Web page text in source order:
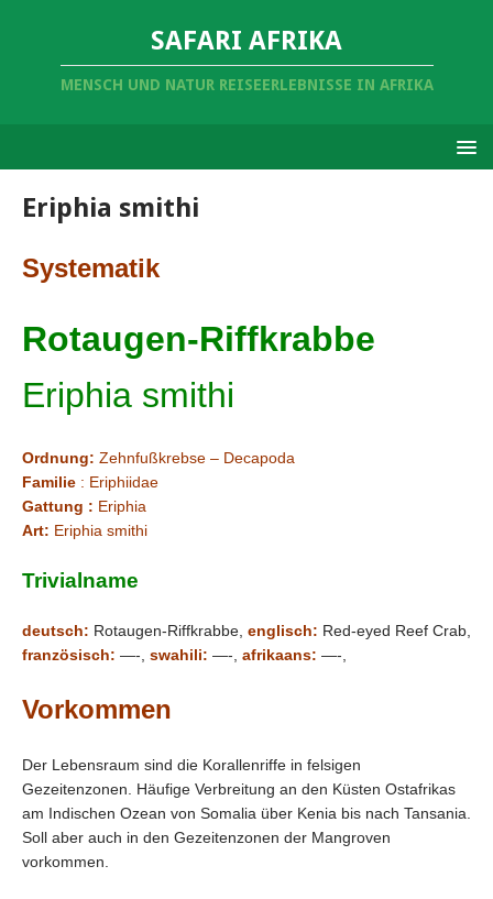
SAFARI AFRIKA
MENSCH UND NATUR REISEERLEBNISSE IN AFRIKA
Eriphia smithi
Systematik
Rotaugen-Riffkrabbe
Eriphia smithi
Ordnung: Zehnfußkrebse – Decapoda
Familie : Eriphiidae
Gattung : Eriphia
Art: Eriphia smithi
Trivialname
deutsch: Rotaugen-Riffkrabbe, englisch: Red-eyed Reef Crab,
französisch: —-, swahili: —-, afrikaans: —-,
Vorkommen
Der Lebensraum sind die Korallenriffe in felsigen
Gezeitenzonen. Häufige Verbreitung an den Küsten Ostafrikas
am Indischen Ozean von Somalia über Kenia bis nach Tansania.
Soll aber auch in den Gezeitenzonen der Mangroven
vorkommen.